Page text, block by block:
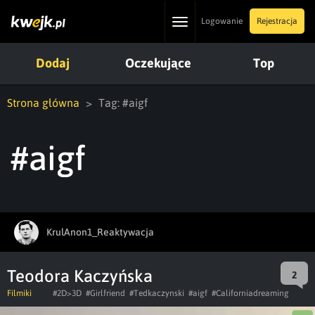
ToggleLogowanie Rejestracja
Dodaj Oczekujące Top
Strona główna Tag: #aigf
#aigf
KrulAnon1_Reaktywacja
Teodora Kaczyńska 2
Filmiki #2D>3D #Girlfriend #Tedkaczynski #aigf #Californiadreaming